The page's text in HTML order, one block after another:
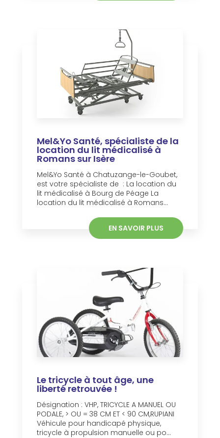
Mel&Yo Santé, spécialiste de la
location du lit médicalisé à
Romans sur Isère
Mel&Yo Santé à Chatuzange-le-Goubet,
est votre spécialiste de : La location du
lit médicalisé à Bourg de Péage La
location du lit médicalisé à Romans...
EN SAVOIR PLUS
Le tricycle à tout âge, une
liberté retrouvée !
Désignation : VHP, TRICYCLE A MANUEL OU
PODALE, > OU = 38 CM ET < 90 CM,RUPIANI
Véhicule pour handicapé physique,
tricycle à propulsion manuelle ou po...